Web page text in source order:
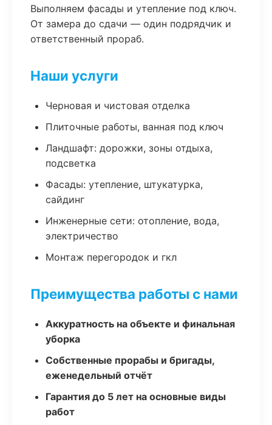
Выполняем фасады и утепление под ключ.
От замера до сдачи — один подрядчик и
ответственный прораб.
Наши услуги
Черновая и чистовая отделка
Плиточные работы, ванная под ключ
Ландшафт: дорожки, зоны отдыха,
подсветка
Фасады: утепление, штукатурка,
сайдинг
Инженерные сети: отопление, вода,
электричество
Монтаж перегородок и гкл
Преимущества работы с нами
Аккуратность на объекте и финальная
уборка
Собственные прорабы и бригады,
еженедельный отчёт
Гарантия до 5 лет на основные виды
работ